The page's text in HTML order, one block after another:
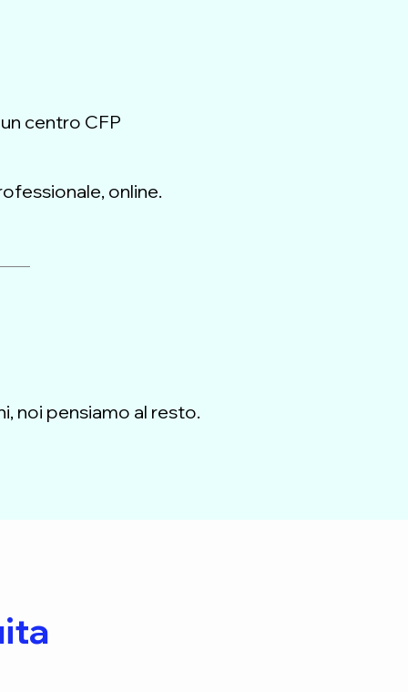
centro CFP
online.
noi pensiamo al resto.